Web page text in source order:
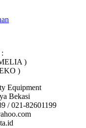
)
)
Equipment
Bekasi
/ 021-82601199